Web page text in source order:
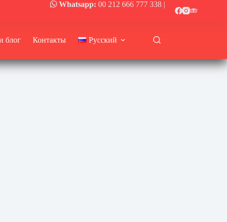
Whatsapp: 00 212 666 777 338 |
блог Контакты Русский